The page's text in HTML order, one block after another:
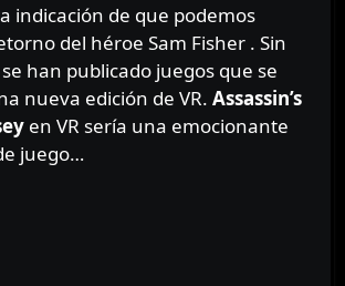
indicación de que podemos
del héroe Sam Fisher . Sin
han publicado juegos que se
nueva edición de VR. Assassin’s
en VR sería una emocionante
juego…